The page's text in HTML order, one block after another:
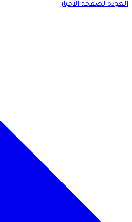
العودة لصفحة الأخبار